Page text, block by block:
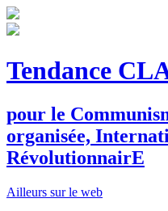
Tendance
pour le C
organisée, I
RévolutionnairE
Ailleurs sur le web